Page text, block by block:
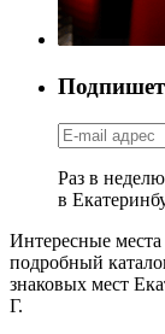
Раз в
в
Интересные
подробный
знаковых мест
Г.